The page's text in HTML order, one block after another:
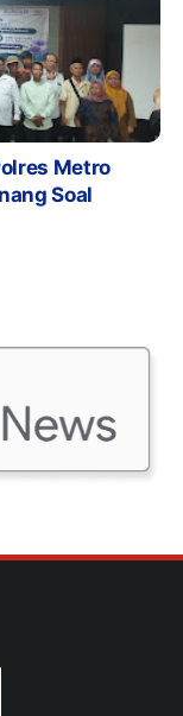
Metro
Soal